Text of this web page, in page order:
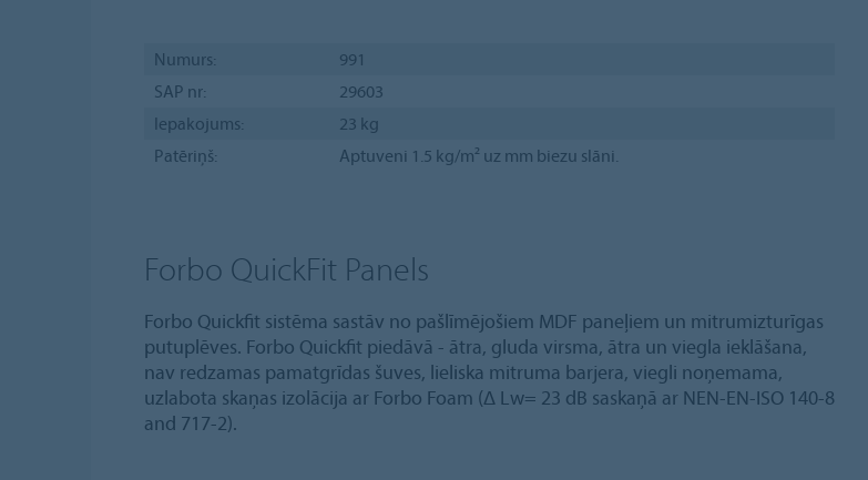
Numurs:
991
SAP nr:
29603
Iepakojums:
23 kg
Patēriņš:
Aptuveni 1.5 kg/m² uz mm biezu slāni.
Forbo QuickFit Panels
Forbo Quickfit sistēma sastāv no pašlīmējošiem MDF paneļiem un mitrumizturīgas
putuplēves. Forbo Quickfit piedāvā - ātra, gluda virsma, ātra un viegla ieklāšana,
nav redzamas pamatgrīdas šuves, lieliska mitruma barjera, viegli noņemama,
uzlabota skaņas izolācija ar Forbo Foam (Δ Lw= 23 dB saskaņā ar NEN-EN-ISO 140-8
and 717-2).